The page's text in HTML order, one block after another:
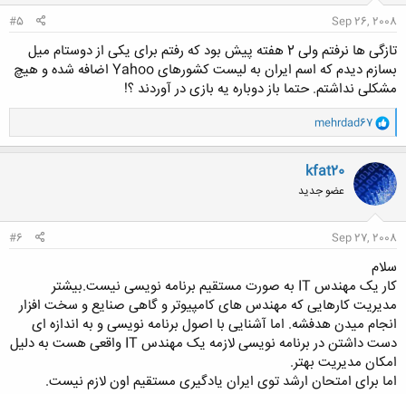
Sep 26, 2008
#5
تازگی ها نرفتم ولی 2 هفته پیش بود که رفتم برای یکی از دوستام میل
بسازم دیدم که اسم ایران به لیست کشورهای Yahoo اضافه شده و هیچ
مشکلی نداشتم. حتما باز دوباره یه بازی در آوردند ؟!
و
ا
ک
ن
ش
ه
ا
mehrdad67
kfat20
عضو جدید
Sep 27, 2008
#6
سلام
کار یک مهندس IT به صورت مستقیم برنامه نویسی نیست.بیشتر
مدیریت کارهایی که مهندس های کامپیوتر و گاهی صنایع و سخت افزار
انجام میدن هدفشه. اما آشنایی با اصول برنامه نویسی و به اندازه ای
دست داشتن در برنامه نویسی لازمه یک مهندس IT واقعی هست به دلیل
امکان مدیریت بهتر.
اما برای امتحان ارشد توی ایران یادگیری مستقیم اون لازم نیست.